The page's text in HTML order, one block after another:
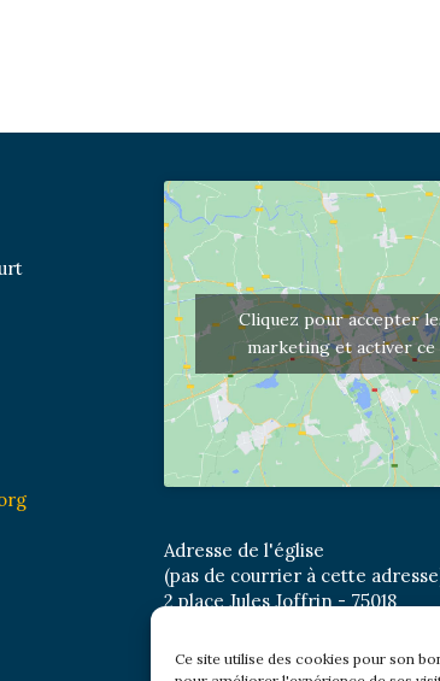
Ce site utilise des cookies pour son
Cliquez pour accepter
marketing et activer ce
Adresse de l'église
(pas de courrier à cette
2 place Jules Joffrin - 75018
Bus : Mairie du XVIII